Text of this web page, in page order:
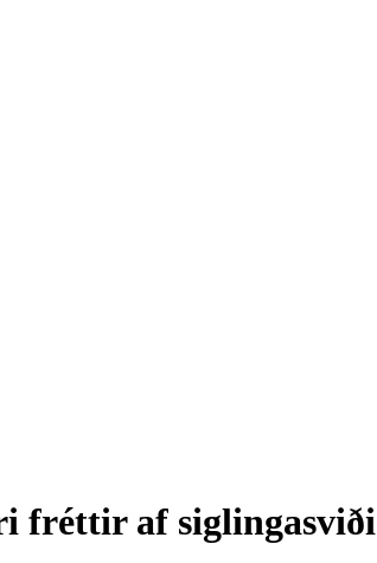
fréttir af siglingasviði